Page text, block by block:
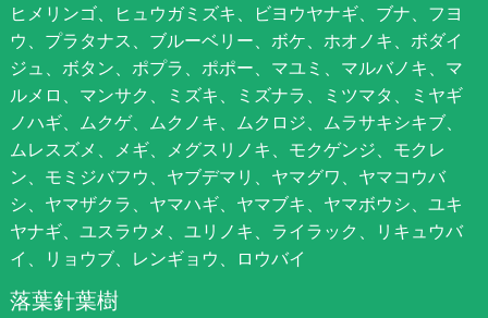
ヒメリンゴ、ヒュウガミズキ、ビヨウヤナギ、ブナ、フヨ
ウ、プラタナス、ブルーベリー、ボケ、ホオノキ、ボダイ
ジュ、ボタン、ポプラ、ポポー、マユミ、マルバノキ、マ
ルメロ、マンサク、ミズキ、ミズナラ、ミツマタ、ミヤギ
ノハギ、ムクゲ、ムクノキ、ムクロジ、ムラサキシキブ、
ムレスズメ、メギ、メグスリノキ、モクゲンジ、モクレ
ン、モミジバフウ、ヤブデマリ、ヤマグワ、ヤマコウバ
シ、ヤマザクラ、ヤマハギ、ヤマブキ、ヤマボウシ、ユキ
ヤナギ、ユスラウメ、ユリノキ、ライラック、リキュウバ
イ、リョウブ、レンギョウ、ロウバイ
落葉針葉樹